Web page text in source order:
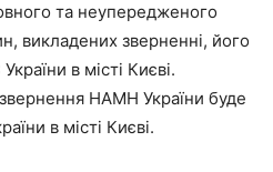
та неупередженого
викладених зверненні, його
в місті Києві.
НАМН України буде
в місті Києві.